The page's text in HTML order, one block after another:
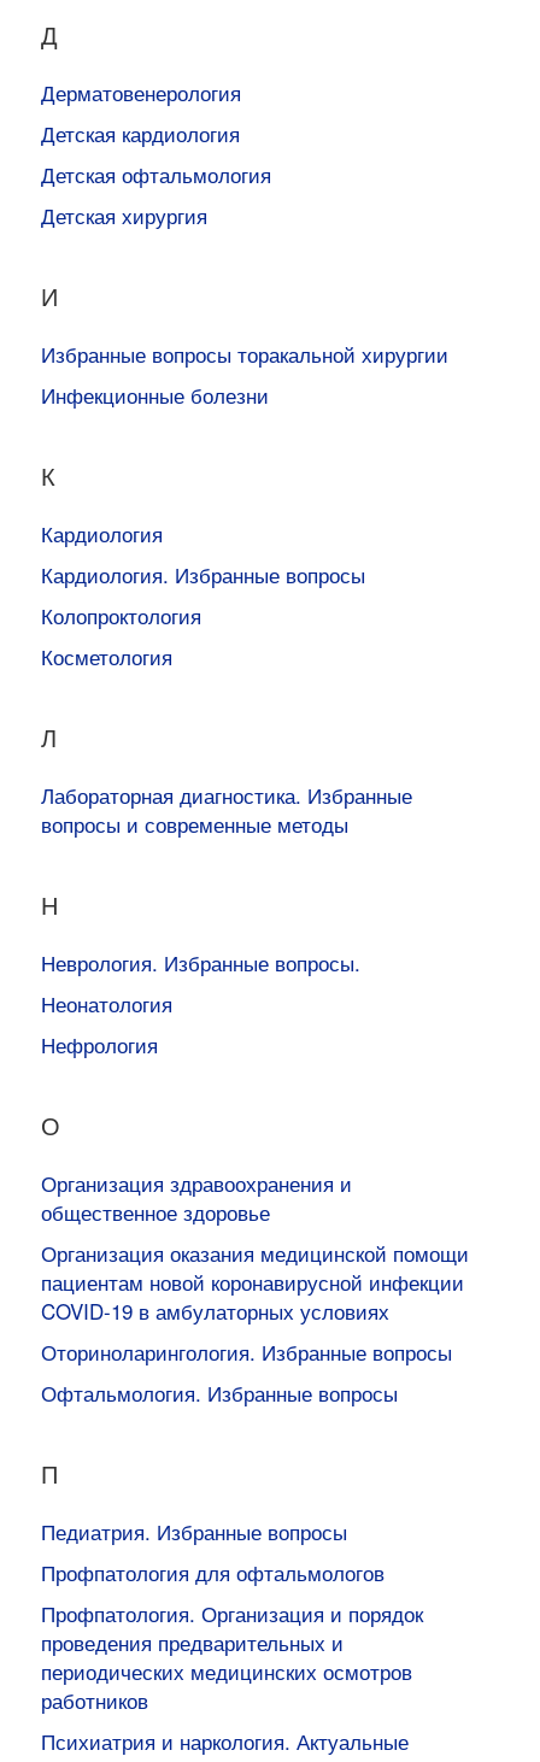
Д
Дерматовенерология
Детская кардиология
Детская офтальмология
Детская хирургия
И
Избранные вопросы торакальной хирургии
Инфекционные болезни
К
Кардиология
Кардиология. Избранные вопросы
Колопроктология
Косметология
Л
Лабораторная диагностика. Избранные
вопросы и современные методы
Н
Неврология. Избранные вопросы.
Неонатология
Нефрология
О
Организация здравоохранения и
общественное здоровье
Организация оказания медицинской помощи
пациентам новой коронавирусной инфекции
COVID-19 в амбулаторных условиях
Оториноларингология. Избранные вопросы
Офтальмология. Избранные вопросы
П
Педиатрия. Избранные вопросы
Профпатология для офтальмологов
Профпатология. Организация и порядок
проведения предварительных и
периодических медицинских осмотров
работников
Психиатрия и наркология. Актуальные